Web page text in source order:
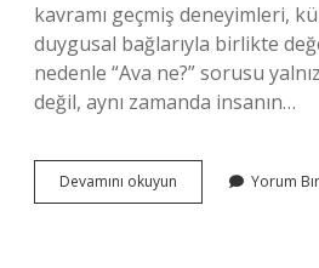
kavramı geçmiş deneyimleri,
duygusal bağlarıyla birlikte
nedenle “Ava ne?” sorusu
değil, aynı zamanda insanın…
Devamını okuyun
ne
Yorum